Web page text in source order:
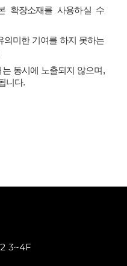
확장소재를 사용하실 수
의미한 기여를 하지 못하는
동시에 노출되지 않으며 ,
니다.
3~4F